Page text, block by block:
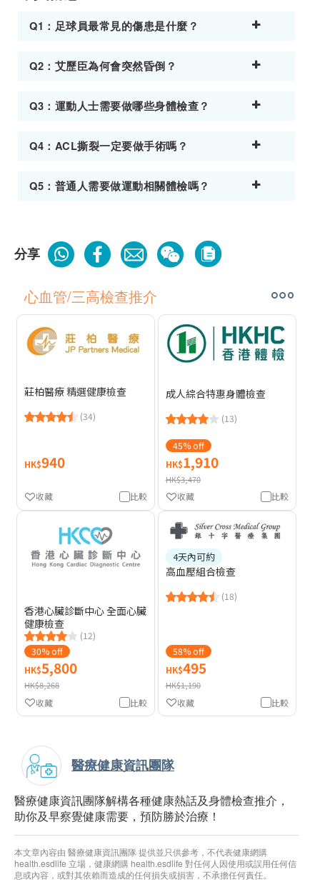
Q1：足球員最常見的傷患是什麼？
Q2：艾歷臣為何會突然昏倒？
Q3：運動人士需要做哪些身體檢查？
Q4：ACL撕裂一定要做手術嗎？
Q5：普通人需要做運動相關體檢嗎？
分享
心血管/三高檢查推介
莊柏醫療 精選健康檢查
(34)
HK$940
比較
收藏
成人綜合特惠身體檢查
(13)
45% off
HK$1,910
HK$3,470
比較
收藏
香港心臟診斷中心 全面心臟
健康檢查
(12)
30% off
HK$5,800
HK$8,268
比較
收藏
4天內可約
高血壓組合檢查
(18)
58% off
HK$495
HK$1,190
比較
收藏
醫療健康資訊團隊
醫療健康資訊團隊解構各種健康熱話及身體檢查推介，
助你及早察覺健康需要，預防勝於治療！
本文章內容由 醫療健康資訊團隊 提供並只供參考，不代表健康網購
health.esdlife 立場，健康網購 health.esdlife 對任何人因使用或誤用任何信
息或內容，或對其依賴而造成的任何損失或損害，不承擔任何責任。